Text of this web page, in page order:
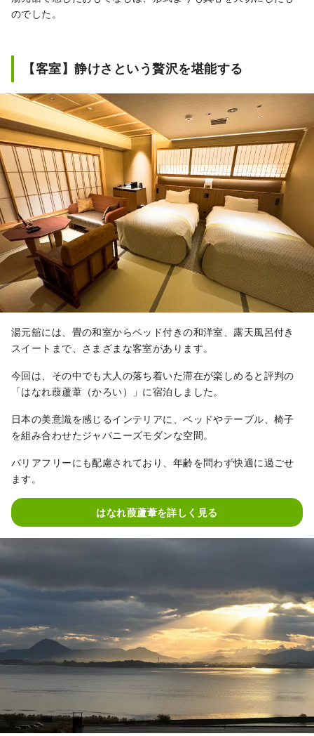
のでした。
【客室】静けさという贅沢を堪能する
湯元舘には、畳の和室からベッド付きの和洋室、露天風呂付き
スイートまで、さまざまな客室があります。
今回は、その中でも大人の落ち着いた滞在が楽しめると評判の
「はなれ葭蘆葦（かろい）」に宿泊しました。
日本の美意識を感じるインテリアに、ベッドやテーブル、椅子
を組み合わせたジャパニーズモダンな空間。
バリアフリーにも配慮されており、年齢を問わず快適に過ごせ
ます。
はなれ葭蘆葦を詳しく見る